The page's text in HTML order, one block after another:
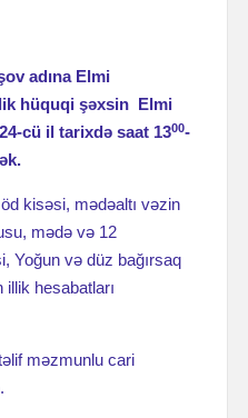
adına Elmi
hüquqi şəxsin Elmi
cü il tarixdə saat 1300-
kisəsi, mədəaltı vəzin
mədə və 12
Yoğun və düz bağırsaq
illik hesabatları
məzmunlu cari